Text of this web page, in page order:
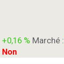
+0,16 % Marché :
Non